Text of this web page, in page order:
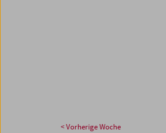
< Vorherige Woche